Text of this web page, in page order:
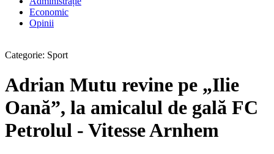
Economic
Opinii
Categorie: Sport
Adrian Mutu revine pe „Ilie
Oană”, la amicalul de gală FC
Petrolul - Vitesse Arnhem